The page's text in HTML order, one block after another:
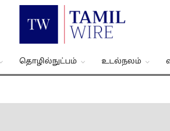
தொழில்நுட்பம் உடல்நலம்